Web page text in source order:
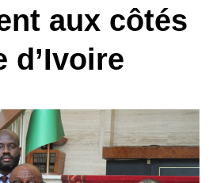
aux côtés
d’Ivoire